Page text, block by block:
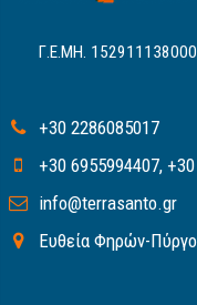
Γ.Ε.ΜΗ. 152911138000
+30 2286085017
+30 6955994407,
info@terrasanto.gr
Ευθεία Φηρών-